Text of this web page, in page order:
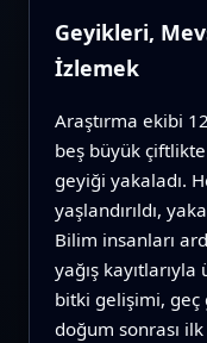
Geyikleri,
İzlemek
Araştırma ekibi
beş büyük
geyiği yakaladı.
yaşlandırıldı,
Bilim insanları
yağış
bitki gelişimi,
doğum sonrası